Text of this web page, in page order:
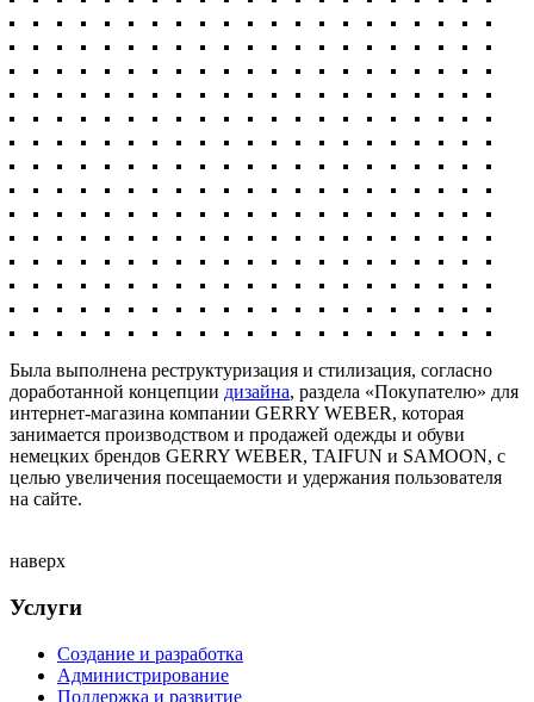
Была выполнена реструктуризация и стилизация, согласно
доработанной концепции дизайна, раздела «Покупателю» для
интернет-магазина компании GERRY WEBER, которая
занимается производством и продажей одежды и обуви
немецких брендов GERRY WEBER, TAIFUN и SAMOON, с
целью увеличения посещаемости и удержания пользователя
на сайте.
наверх
Footer
Услуги
Создание и разработка
Администрирование
Поддержка и развитие